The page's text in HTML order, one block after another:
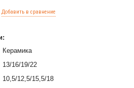
Добавить в сравнение
Керамика
13/16/19/22
10,5/12,5/15,5/18